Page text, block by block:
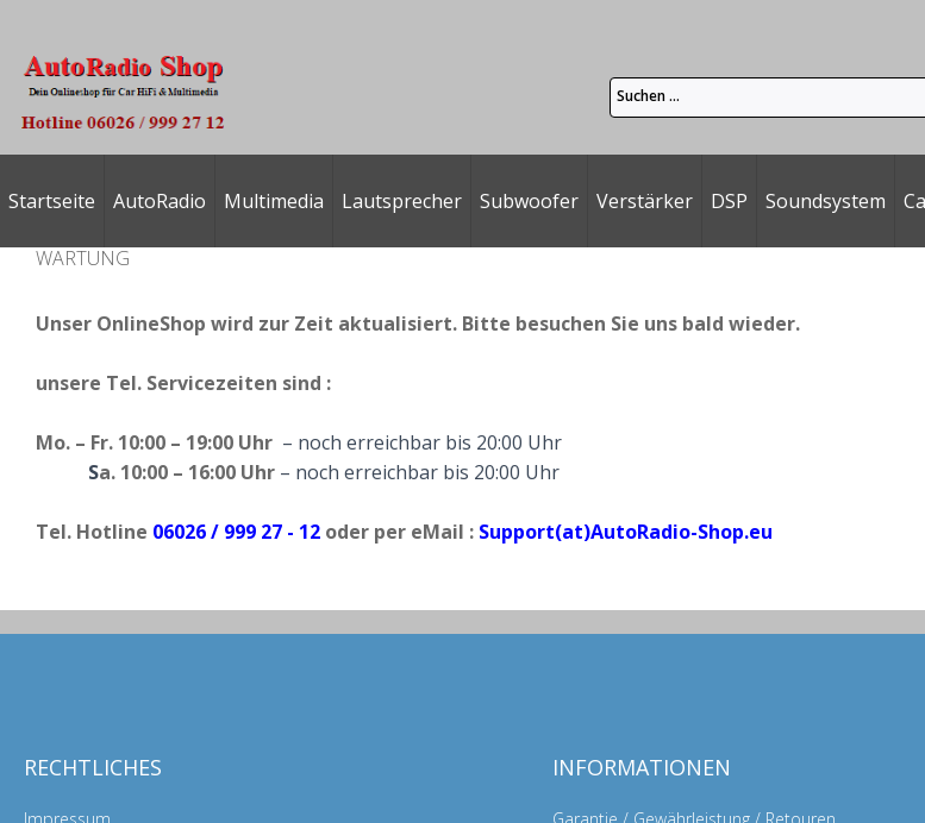
Startseite AutoRadio Multimedia Lautsprecher Subwoofer Verstärker DSP Soundsystem
WARTUNG
Unser OnlineShop wird zur Zeit aktualisiert. Bitte besuchen Sie uns bald wieder.
unsere Tel. Servicezeiten sind :
Mo. – Fr. 10:00 – 19:00 Uhr – noch erreichbar bis 20:00 Uhr
Sa. 10:00 – 16:00 Uhr – noch erreichbar bis 20:00 Uhr
Tel. Hotline 06026 / 999 27 - 12 oder per eMail : Support(at)AutoRadio-Shop.eu
RECHTLICHES INFORMATIONEN